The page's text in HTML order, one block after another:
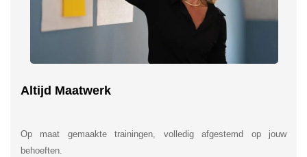
Altijd Maatwerk
Op maat gemaakte trainingen, volledig afgestemd op jouw
behoeften.